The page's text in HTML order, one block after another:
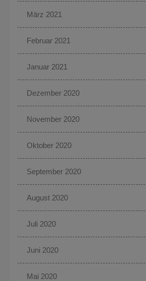
März 2021
Februar 2021
Januar 2021
Dezember 2020
November 2020
Oktober 2020
September 2020
August 2020
Juli 2020
Juni 2020
Mai 2020